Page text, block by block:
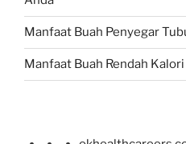
Manfaat Buah Penyegar
Manfaat Buah Rendah